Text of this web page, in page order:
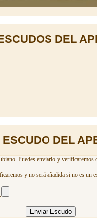
DEL
DEL
Puedes enviarlo y
y no será añadida si no es un